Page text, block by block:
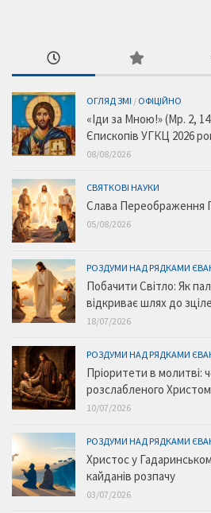
ОГЛЯД ЗМІ / ОФІЦІЙНО
«Іди за Мною!» (Мр. 2,
Єпископів УГКЦ 2026
08/08/2026
СВЯТКОВІ НАУКИ
Слава Переображення
05/08/2026
РОЗДУМИ НАД РЯДКАМИ
Побачити Світло: Як
відкриває шлях до
18/07/2026
РОЗДУМИ НАД РЯДКАМИ
Пріоритети в молитві:
розслабленого Христом
10/07/2026
РОЗДУМИ НАД РЯДКАМИ
Христос у
кайданів розпачу
03/07/2026